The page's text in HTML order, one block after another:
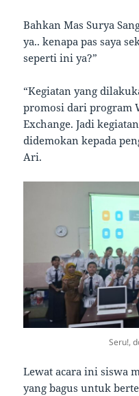
Bahkan Mas Surya
ya.. kenapa pas saya
seperti ini ya?”
“Kegiatan yang
promosi dari program
Exchange. Jadi
didemokan kepada
Ari.
Seru!,
Lewat acara ini siswa
yang bagus untuk